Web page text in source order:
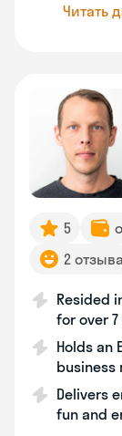
Читать
5
2 отзыва
Resided
for over
Holds an
business
Delivers
fun and